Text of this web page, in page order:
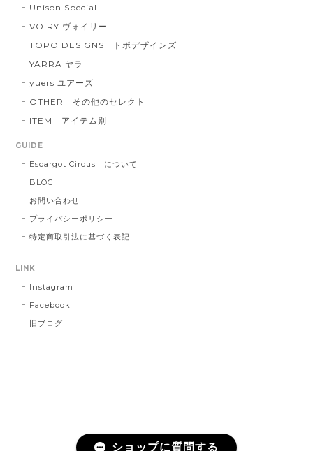
Unison Special
VOIRY ヴォイリー
TOPO DESIGNS トポデザインズ
YARRA ヤラ
yuers ユアーズ
OTHER その他のセレクト
ITEM アイテム別
GUIDE
Escargot Circus について
BLOG
お問い合わせ
プライバシーポリシー
特定商取引法に基づく表記
LINK
Instagram
Facebook
旧ブログ
ショップに質問する